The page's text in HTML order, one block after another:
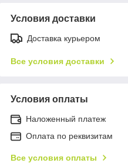
Условия доставки
Доставка курьером
Все условия доставки
Условия оплаты
Наложенный платеж
Оплата по реквизитам
Все условия оплаты